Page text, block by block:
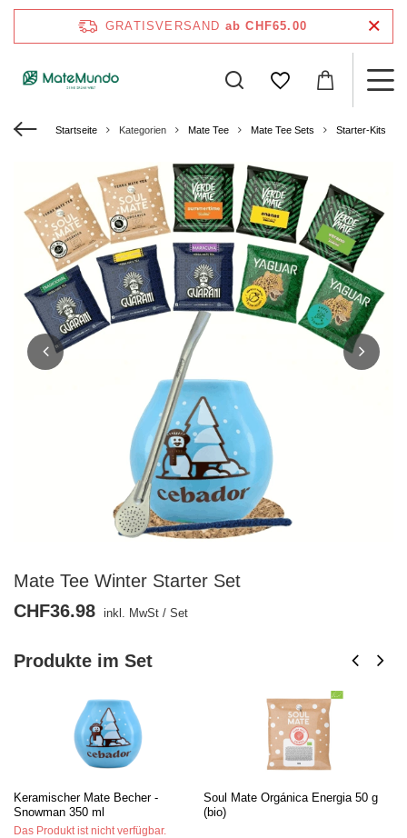
GRATISVERSAND ab CHF65.00
Startseite Kategorien Mate Tee Mate Tee Sets Starter-Kits
Mate Tee Winter Starter Set
Produkte im Set
Keramischer Mate Becher -
Snowman 350 ml
Das Produkt ist nicht verfügbar.
Soul Mate Orgánica Energia 50 g
(bio)
CHF36.98 inkl. MwSt / Set